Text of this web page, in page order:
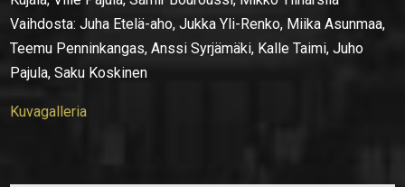
Vaihdosta: Juha Etelä-aho, Jukka Yli-Renko, Miika Asunmaa,
Teemu Penninkangas, Anssi Syrjämäki, Kalle Taimi, Juho
Pajula, Saku Koskinen
Kuvagalleria